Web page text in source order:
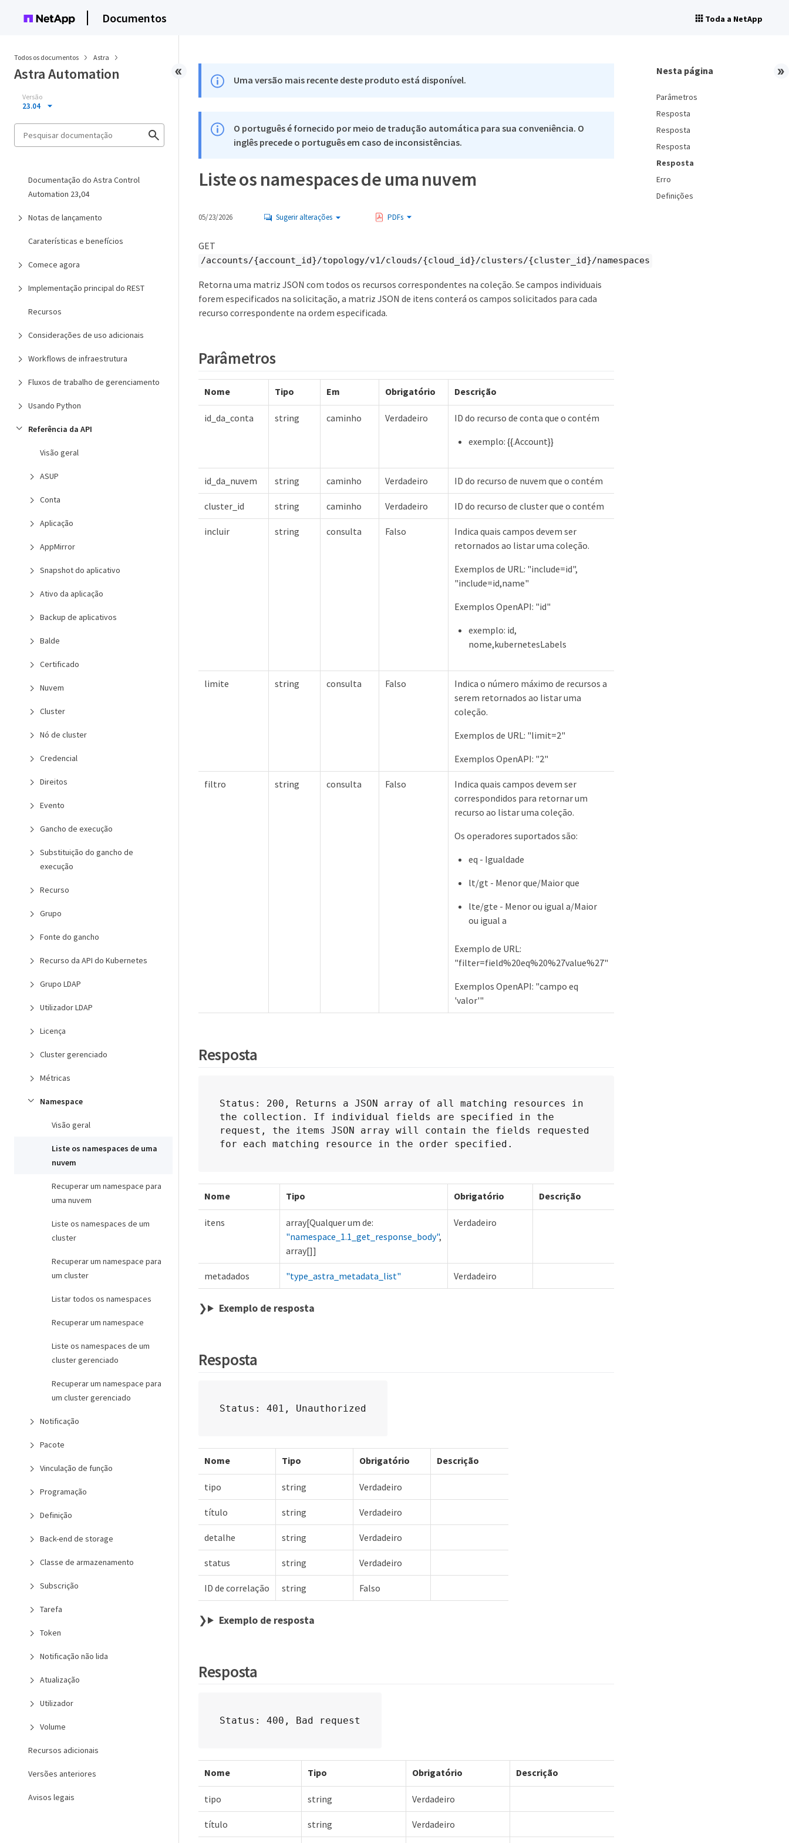
Documentos Toda a NetApp
Todos os documentos Astra
Astra Automation
Versão
23.04
Documentação do Astra Control
Automation 23,04
Notas de lançamento
Caraterísticas e benefícios
Comece agora
Implementação principal do REST
Recursos
Considerações de uso adicionais
Workflows de infraestrutura
Fluxos de trabalho de gerenciamento
Usando Python
Referência da API
Visão geral
ASUP
Conta
Aplicação
AppMirror
Snapshot do aplicativo
Ativo da aplicação
Backup de aplicativos
Balde
Certificado
Nuvem
Cluster
Nó de cluster
Credencial
Direitos
Evento
Gancho de execução
Substituição do gancho de
execução
Recurso
Grupo
Fonte do gancho
Recurso da API do Kubernetes
Grupo LDAP
Utilizador LDAP
Licença
Cluster gerenciado
Métricas
Namespace
Visão geral
Liste os namespaces de uma
nuvem
Recuperar um namespace para
uma nuvem
Liste os namespaces de um
cluster
Recuperar um namespace para
um cluster
Listar todos os namespaces
Recuperar um namespace
Liste os namespaces de um
cluster gerenciado
Recuperar um namespace para
um cluster gerenciado
Notificação
Pacote
Vinculação de função
Programação
Definição
Back-end de storage
Classe de armazenamento
Subscrição
Tarefa
Token
Notificação não lida
Atualização
Utilizador
Volume
Recursos adicionais
Versões anteriores
Avisos legais
Uma versão mais recente deste produto está disponível.
O português é fornecido por meio de tradução automática para sua conveniência. O
inglês precede o português em caso de inconsistências.
Liste os namespaces de uma nuvem
05/23/2026 Sugerir alterações PDFs
GET
/accounts/{account_id}/topology/v1/clouds/{cloud_id}/clusters/{cluster_id}/namespaces
Retorna uma matriz JSON com todos os recursos correspondentes na coleção. Se campos individuais
forem especificados na solicitação, a matriz JSON de itens conterá os campos solicitados para cada
recurso correspondente na ordem especificada.
Parâmetros
Nome Tipo Em Obrigatório Descrição
id_da_conta string caminho Verdadeiro
ID do recurso de conta que o contém
exemplo: {{.Account}}
id_da_nuvem string caminho Verdadeiro ID do recurso de nuvem que o contém
cluster_id string caminho Verdadeiro ID do recurso de cluster que o contém
incluir string consulta Falso
Indica quais campos devem ser
retornados ao listar uma coleção.
Exemplos de URL: "include=id",
"include=id,name"
Exemplos OpenAPI: "id"
exemplo: id,
nome,kubernetesLabels
limite string consulta Falso
Indica o número máximo de recursos a
serem retornados ao listar uma
coleção.
Exemplos de URL: "limit=2"
Exemplos OpenAPI: "2"
filtro string consulta Falso
Indica quais campos devem ser
correspondidos para retornar um
recurso ao listar uma coleção.
Os operadores suportados são:
eq - Igualdade
lt/gt - Menor que/Maior que
lte/gte - Menor ou igual a/Maior
ou igual a
Exemplo de URL:
"filter=field%20eq%20%27value%27"
Exemplos OpenAPI: "campo eq
'valor'"
Resposta
Status: 200, Returns a JSON array of all matching resources in
the collection. If individual fields are specified in the
request, the items JSON array will contain the fields requested
for each matching resource in the order specified.
Nome Tipo Obrigatório Descrição
itens
array[Qualquer um de:
"namespace_1.1_get_response_body",
array[]]
Verdadeiro
metadados "type_astra_metadata_list" Verdadeiro
Exemplo de resposta
Resposta
Status: 401, Unauthorized
Nome Tipo Obrigatório Descrição
tipo string Verdadeiro
título string Verdadeiro
detalhe string Verdadeiro
status string Verdadeiro
ID de correlação string Falso
Exemplo de resposta
Resposta
Status: 400, Bad request
Nome Tipo Obrigatório Descrição
tipo string Verdadeiro
título string Verdadeiro
Nesta página
Parâmetros
Resposta
Resposta
Resposta
Resposta
Erro
Definições